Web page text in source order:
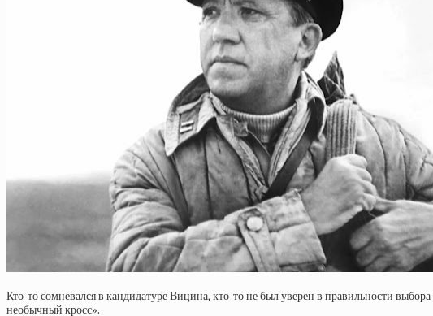
Кто-то сомневался в кандидатуре Вицина, кто-то не был уверен в правильности
необычный кросс».